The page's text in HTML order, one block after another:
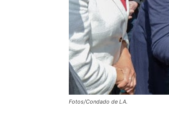
Fotos/Condado de LA.